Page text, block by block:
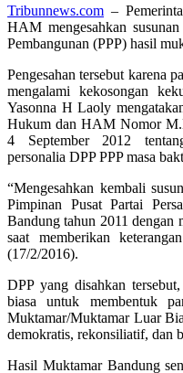
Tribunnews.com –
HAM mengesahkan
Pembangunan (PPP) hasil
Pengesahan tersebut karena
mengalami kekosongan
Yasonna H Laoly
Hukum dan HAM Nomor
4 September 2012
personalia DPP PPP masa
“Mengesahkan kembali
Pimpinan Pusat Partai
Bandung tahun 2011 dengan
saat memberikan
(17/2/2016).
DPP yang disahkan
biasa untuk membentuk
Muktamar/Muktamar Luar
demokratis, rekonsiliatif, dan
Hasil Muktamar Bandung